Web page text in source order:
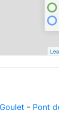
- Pont